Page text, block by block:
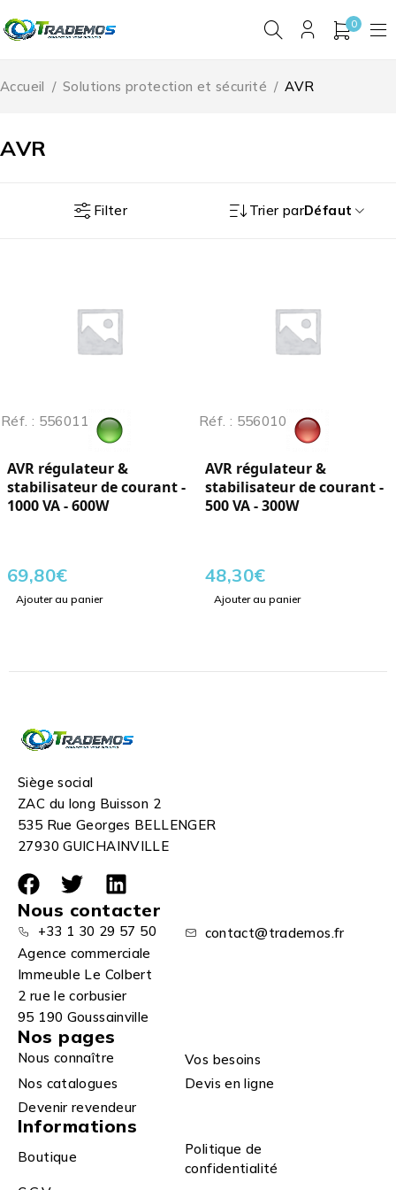
0
AVR
Accueil / Solutions protection et sécurité / AVR
Filter Trier parDéfaut
Réf. : 556011
AVR régulateur &
stabilisateur de courant -
1000 VA - 600W
69,80€
Ajouter au panier
Réf. : 556010
AVR régulateur &
stabilisateur de courant -
500 VA - 300W
48,30€
Ajouter au panier
Siège social
ZAC du long Buisson 2
535 Rue Georges BELLENGER
27930 GUICHAINVILLE
Nous contacter
+33 1 30 29 57 50
contact@trademos.fr
Agence commerciale
Immeuble Le Colbert
2 rue le corbusier
95 190 Goussainville
Nos pages
Nous connaître
Vos besoins
Nos catalogues
Devis en ligne
Devenir revendeur
Informations
Boutique
Politique de
confidentialité